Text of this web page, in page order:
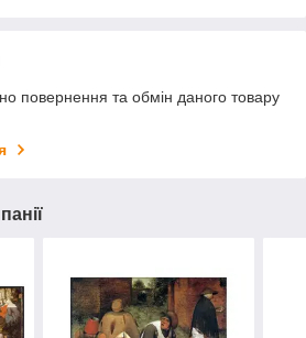
повернення та обмін даного товару